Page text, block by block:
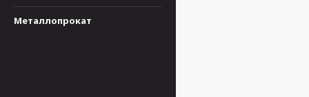
Металлопрокат